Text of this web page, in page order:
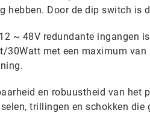
hebben. Door de dip switch is
~ 48V redundante ingangen
30Watt met een maximum
en robuustheid van het
trillingen en schokken